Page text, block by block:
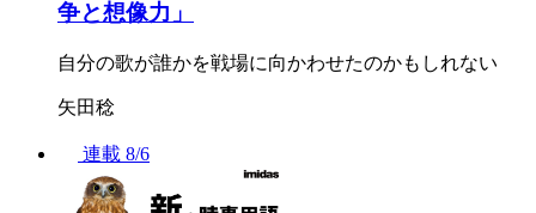
争と想像力」
自分の歌が誰かを戦場に向かわせたのかもしれない
矢田稔
連載 8/6